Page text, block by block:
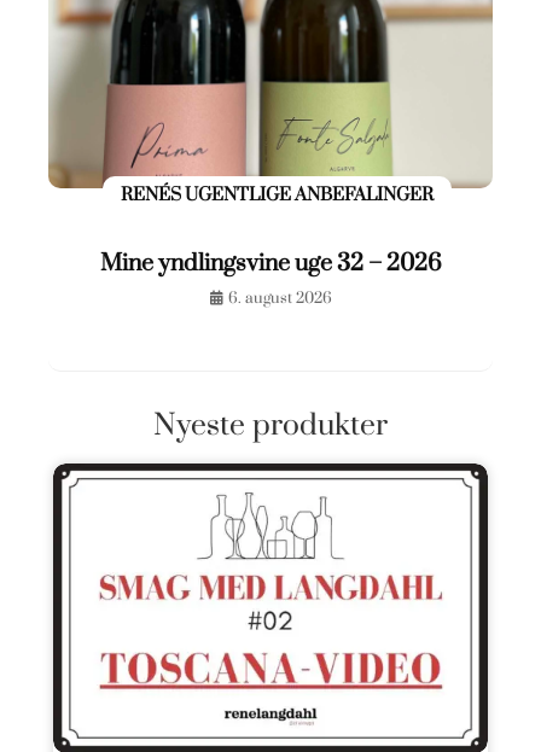
RENÉS UGENTLIGE ANBEFALINGER
Mine yndlingsvine uge 32 – 2026
6. august 2026
Nyeste produkter